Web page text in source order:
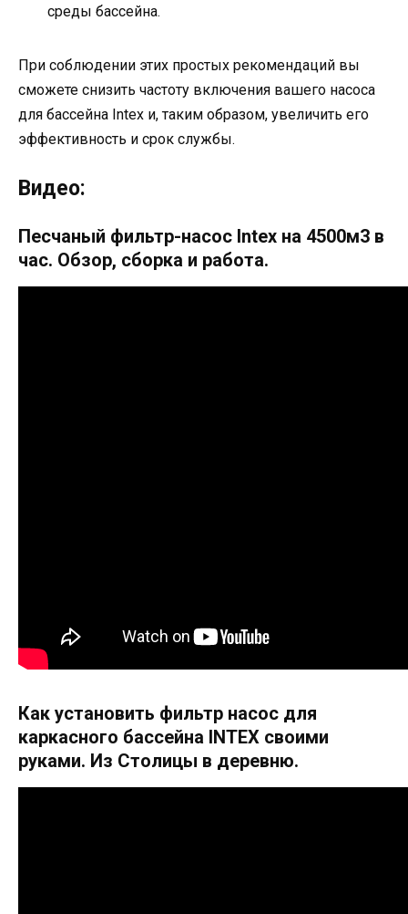
среды бассейна.
При соблюдении этих простых рекомендаций вы
сможете снизить частоту включения вашего насоса
для бассейна Intex и, таким образом, увеличить его
эффективность и срок службы.
Видео:
Песчаный фильтр-насос Intex на 4500м3 в
час. Обзор, сборка и работа.
Как установить фильтр насос для
каркасного бассейна INTEX своими
руками. Из Столицы в деревню.